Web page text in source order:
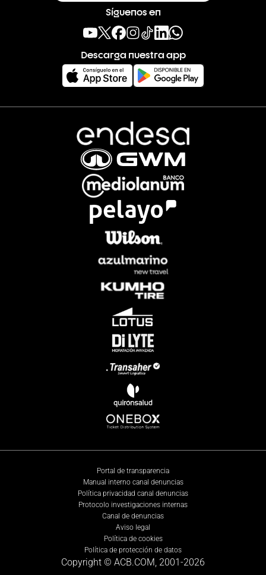
Síguenos en
Descarga nuestra app
Portal de transparencia
Manual interno canal denuncias
Política privacidad canal denuncias
Protocolo investigaciones internas
Canal de denuncias
Aviso legal
Política de cookies
Política de protección de datos
Copyright © ACB.COM, 2001-2026